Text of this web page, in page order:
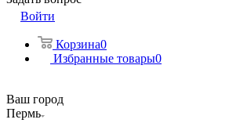
Войти
Корзина0
Избранные товары0
Ваш город
Пермь